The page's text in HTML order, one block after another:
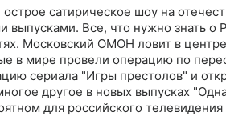
сатирическое шоу на
выпусками. Все, что нужно знать о
Московский ОМОН ловит в
в мире провели операцию по
сериала "Игры престолов" и
другое в новых выпусках
для российского